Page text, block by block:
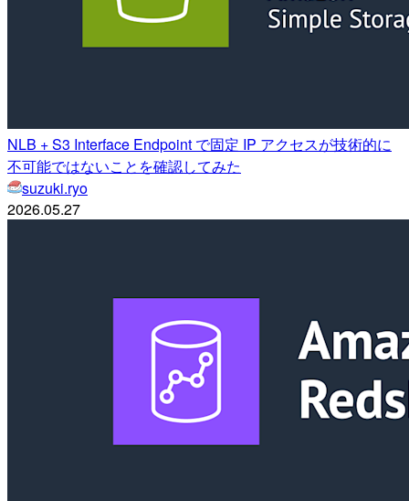
NLB + S3 Interface Endpoint で固定 IP アクセスが技術的に
不可能ではないことを確認してみた
suzuki.ryo
2026.05.27